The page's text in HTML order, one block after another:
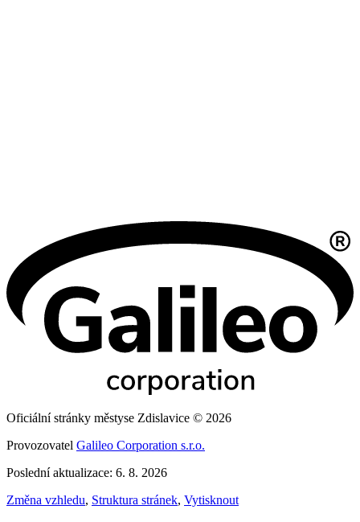
Oficiální stránky městyse Zdislavice © 2026
Provozovatel Galileo Corporation s.r.o.
Poslední aktualizace: 6. 8. 2026
Změna vzhledu, Struktura stránek, Vytisknout